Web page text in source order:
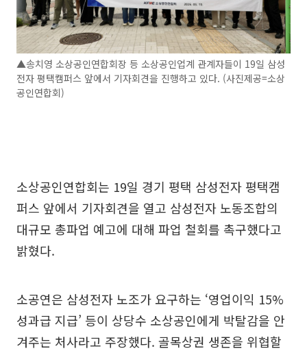
▲송치영 소상공인연합회장 등 소상공인업계 관계자들이 19일 삼성
전자 평택캠퍼스 앞에서 기자회견을 진행하고 있다. (사진제공=소상
공인연합회)
소상공인연합회는 19일 경기 평택 삼성전자 평택캠
퍼스 앞에서 기자회견을 열고 삼성전자 노동조합의
대규모 총파업 예고에 대해 파업 철회를 촉구했다고
밝혔다.
소공연은 삼성전자 노조가 요구하는 ‘영업이익 15%
성과급 지급’ 등이 상당수 소상공인에게 박탈감을 안
겨주는 처사라고 주장했다. 골목상권 생존을 위협할